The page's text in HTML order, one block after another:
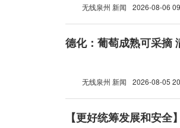
无线泉州 新闻 2026-08-06
德化：葡萄成熟可采摘
无线泉州 新闻 2026-08-05
【更好统筹发展和安全